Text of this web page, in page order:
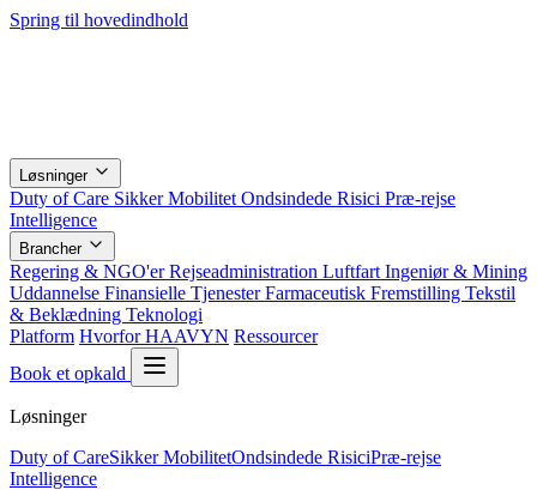
Spring til hovedindhold
Løsninger
Duty of Care Sikker Mobilitet Ondsindede Risici Præ-rejse
Intelligence
Brancher
Regering & NGO'erRejseadministration Luftfart Ingeniør & Mining
Uddannelse Finansielle TjenesterFarmaceutisk Fremstilling Tekstil
& Beklædning Teknologi
Platform Hvorfor HAAVYN Ressourcer
Book et opkald
Løsninger
Duty of CareSikker MobilitetOndsindede RisiciPræ-rejse
Intelligence